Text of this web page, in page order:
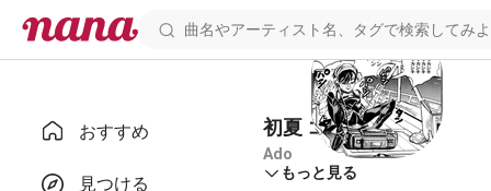
おすすめ
見つける
初夏 コラボ用
Ado
もっと見る